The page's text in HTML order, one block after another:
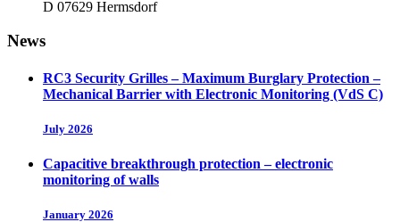
D 07629 Hermsdorf
News
RC3 Security Grilles – Maximum Burglary Protection –
Mechanical Barrier with Electronic Monitoring (VdS C)
July 2026
Capacitive breakthrough protection – electronic
monitoring of walls
January 2026